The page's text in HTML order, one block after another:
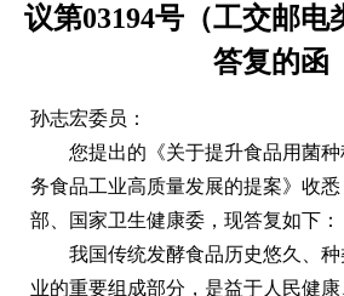
议第03194号（工交邮电
答复的函
孙志宏委员：
您提出的《关于提升食品用菌
务食品工业高质量发展的提案》收
部、国家卫生健康委，现答复如下：
我国传统发酵食品历史悠久、
业的重要组成部分，是益于人民健康